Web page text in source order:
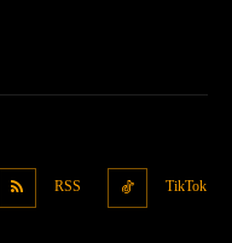
RSS TikTok